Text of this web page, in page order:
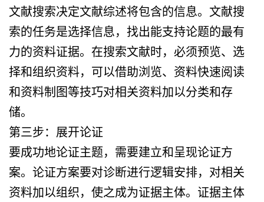
文献搜索决定文献综述将包含的信息。文献搜
索的任务是选择信息，找出能支持论题的最有
力的资料证据。在搜索文献时，必须预览、选
择和组织资料，可以借助浏览、资料快速阅读
和资料制图等技巧对相关资料加以分类和存
储。
第三步：展开论证
要成功地论证主题，需要建立和呈现论证方
案。论证方案要对诊断进行逻辑安排，对相关
资料加以组织，使之成为证据主体。证据主体